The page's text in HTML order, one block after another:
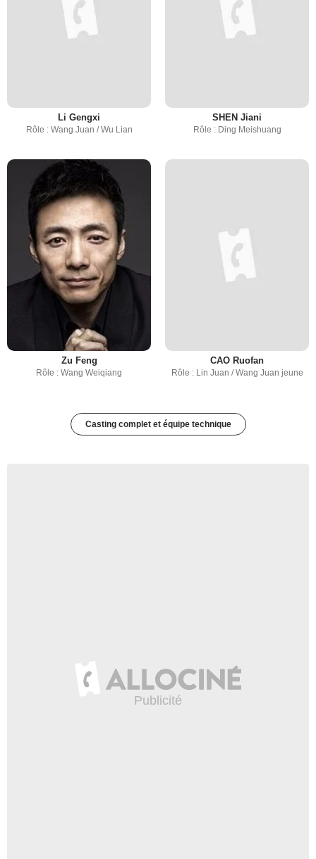
Li Gengxi
Rôle : Wang Juan / Wu Lian
SHEN Jiani
Rôle : Ding Meishuang
Zu Feng
Rôle : Wang Weiqiang
CAO Ruofan
Rôle : Lin Juan / Wang Juan jeune
Casting complet et équipe technique